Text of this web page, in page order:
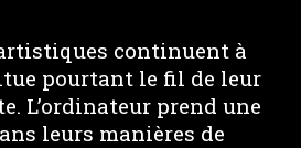
continuent à
pourtant le fil de leur
L’ordinateur prend une
leurs manières de